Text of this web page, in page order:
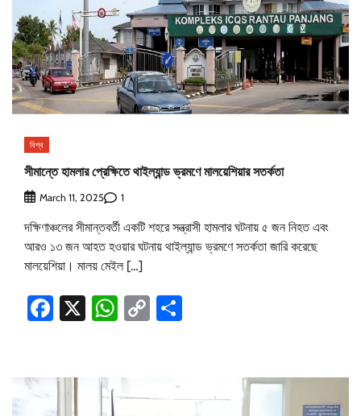
বিশ্ব
সীমান্তে হামলার প্রেক্ষিতে থাইল্যান্ড ভ্রমণে মালয়েশিয়ার সতর্কতা
March 11, 2025 1
দক্ষিণাঞ্চলের সীমান্তবর্তী একটি শহরে সন্ত্রাসী হামলার ঘটনায় ৫ জন নিহত এবং
আরও ১৩ জন আহত হওয়ার ঘটনায় থাইল্যান্ড ভ্রমণে সতর্কতা জারি করেছে
মালয়েশিয়া। মালয় মেইল […]
Facebook
X WhatsApp
Copy